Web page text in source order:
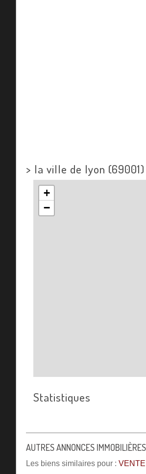
> la ville de lyon (69001)
+
−
Statistiques
AUTRES ANNONCES
Les biens similaires pour :